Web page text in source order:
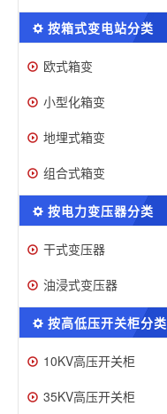
按箱式变电站分类
欧式箱变
小型化箱变
地埋式箱变
组合式箱变
按电力变压器分类
干式变压器
油浸式变压器
按高低压开关柜分类
10KV高压开关柜
35KV高压开关柜